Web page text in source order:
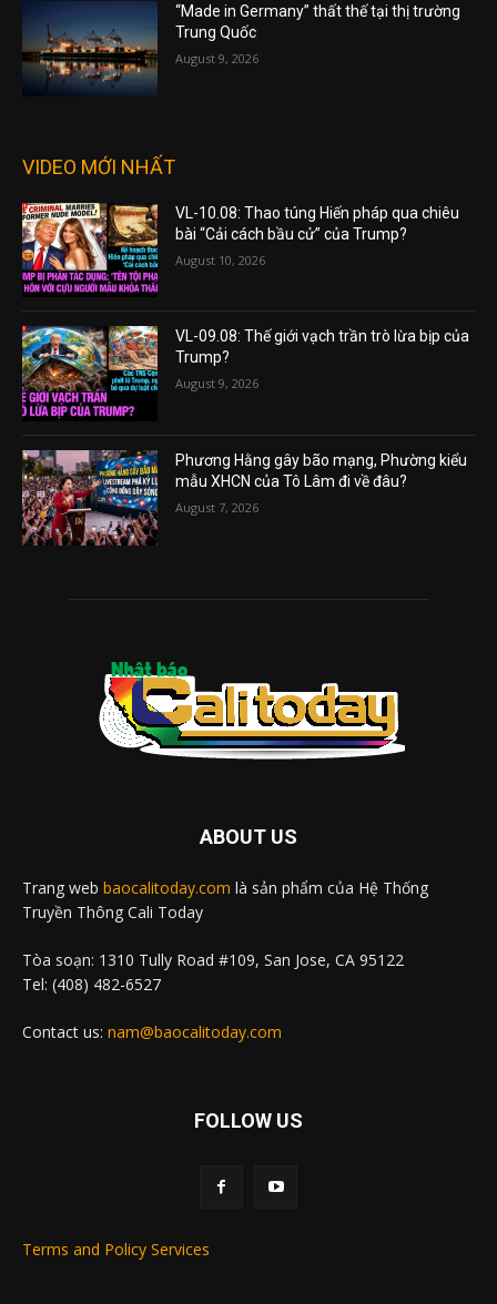
“Made in Germany” thất thế tại thị trường
Trung Quốc
August 9, 2026
VIDEO MỚI NHẤT
VL-10.08: Thao túng Hiến pháp qua chiêu
bài “Cải cách bầu cử” của Trump?
August 10, 2026
VL-09.08: Thế giới vạch trần trò lừa bịp của
Trump?
August 9, 2026
Phương Hằng gây bão mạng, Phường kiểu
mẫu XHCN của Tô Lâm đi về đâu?
August 7, 2026
ABOUT US
Trang web baocalitoday.com là sản phẩm của Hệ Thống
Truyền Thông Cali Today
Tòa soạn: 1310 Tully Road #109, San Jose, CA 95122
Tel: (408) 482-6527
Contact us: nam@baocalitoday.com
FOLLOW US
Terms and Policy Services